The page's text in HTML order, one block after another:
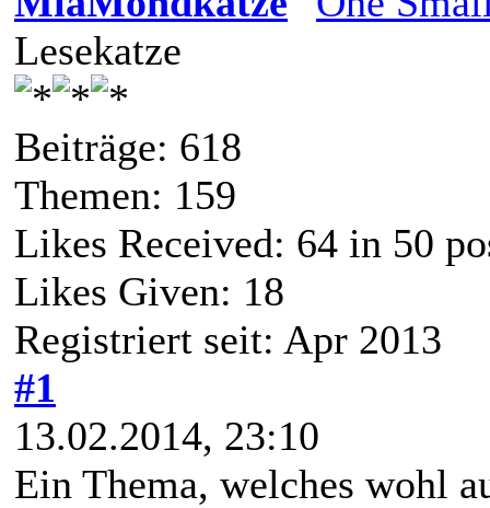
Lesekatze
Beiträge: 618
Themen: 159
Likes Received: 64 in 50
Likes Given: 18
Registriert seit: Apr 2013
#1
13.02.2014, 23:10
Ein Thema, welches wohl